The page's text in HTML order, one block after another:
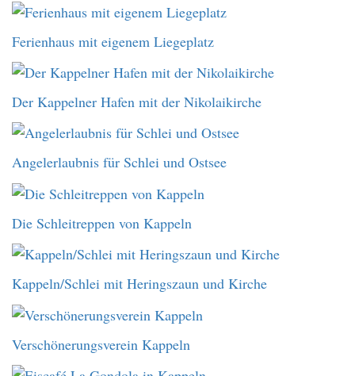
Ferienhaus mit eigenem Liegeplatz
Der Kappelner Hafen mit der Nikolaikirche
Angelerlaubnis für Schlei und Ostsee
Die Schleitreppen von Kappeln
Kappeln/Schlei mit Heringszaun und Kirche
Verschönerungsverein Kappeln